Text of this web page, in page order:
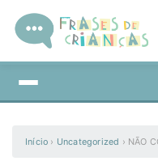
Início › Uncategorized › NÃO